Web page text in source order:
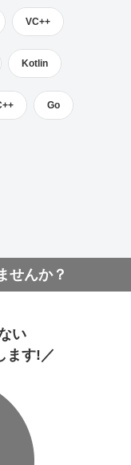
VC++
Kotlin
Go
せんか？
い
ます!／